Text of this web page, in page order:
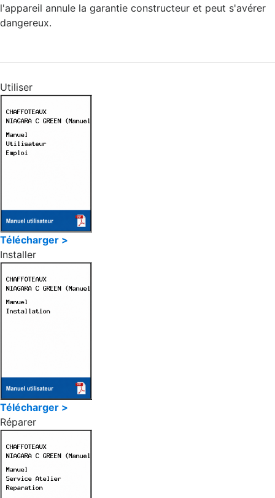
l'appareil annule la garantie constructeur et peut s'avérer
dangereux.
Utiliser
Télécharger >
Installer
Télécharger >
Réparer